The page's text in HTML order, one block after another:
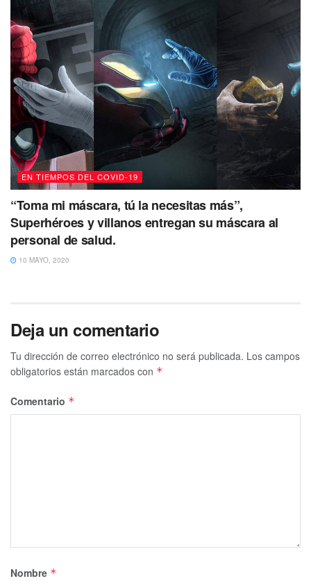
EN TIEMPOS DEL COVID-19
“Toma mi máscara, tú la necesitas más”,
Superhéroes y villanos entregan su máscara al
personal de salud.
10 MAYO, 2020
Deja un comentario
Tu dirección de correo electrónico no será publicada. Los campos
obligatorios están marcados con *
Comentario *
Nombre *